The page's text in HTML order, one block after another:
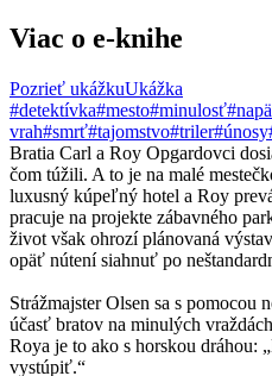
Viac o e-knihe
Pozrieť ukážkuUkážka
#detektívka#mesto#minulosť
vrah#smrť#tajomstvo#triler#únosy
Bratia Carl a Roy Opgardovci
čom túžili. A to je na malé
luxusný kúpeľný hotel a Roy
pracuje na projekte zábavného
život však ohrozí plánovaná
opäť nútení siahnuť po
Strážmajster Olsen sa s
účasť bratov na minulých
Roya je to ako s horskou dráhou:
vystúpiť.“